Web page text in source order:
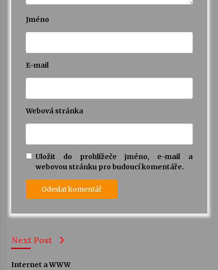
Jméno
E-mail
Webová stránka
Uložit do prohlížeče jméno, e-mail a
webovou stránku pro budoucí komentáře.
Next Post
Internet a WWW